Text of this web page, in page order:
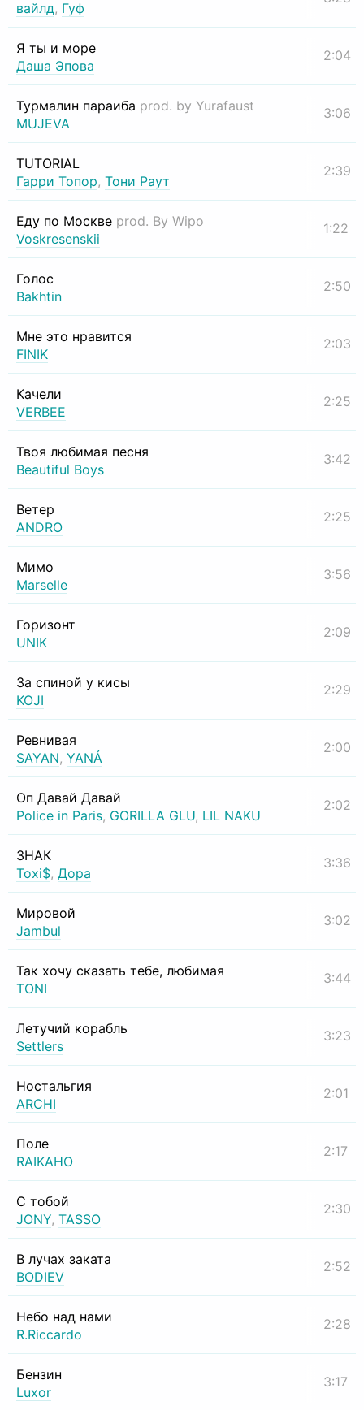
вайлд, Гуф
Я ты и море
Даша Эпова
2:04
Турмалин параиба prod. by Yurafaust
MUJEVA
3:06
TUTORIAL
Гарри Топор, Тони Раут
2:39
Еду по Москве prod. By Wipo
Voskresenskii
1:22
Голос
Bakhtin
2:50
Мне это нравится
FINIK
2:03
Качели
VERBEE
2:25
Твоя любимая песня
Beautiful Boys
3:42
Ветер
ANDRO
2:25
Мимо
Marselle
3:56
Горизонт
UNIK
2:09
За спиной у кисы
KOJI
2:29
Ревнивая
SAYAN, YANÁ
2:00
Оп Давай Давай
Police in Paris, GORILLA GLU, LIL NAKU
2:02
ЗНАК
Toxi$, Дора
3:36
Мировой
Jambul
3:02
Так хочу сказать тебе, любимая
TONI
3:44
Летучий корабль
Settlers
3:23
Ностальгия
ARCHI
2:01
Поле
RAIKAHO
2:17
С тобой
JONY, TASSO
2:30
В лучах заката
BODIEV
2:52
Небо над нами
R.Riccardo
2:28
Бензин
Luxor
3:17